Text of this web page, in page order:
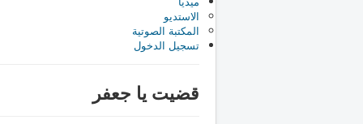
الاستديو
المكتبة الصوتية
تسجيل الدخول
قضيت يا جعفر